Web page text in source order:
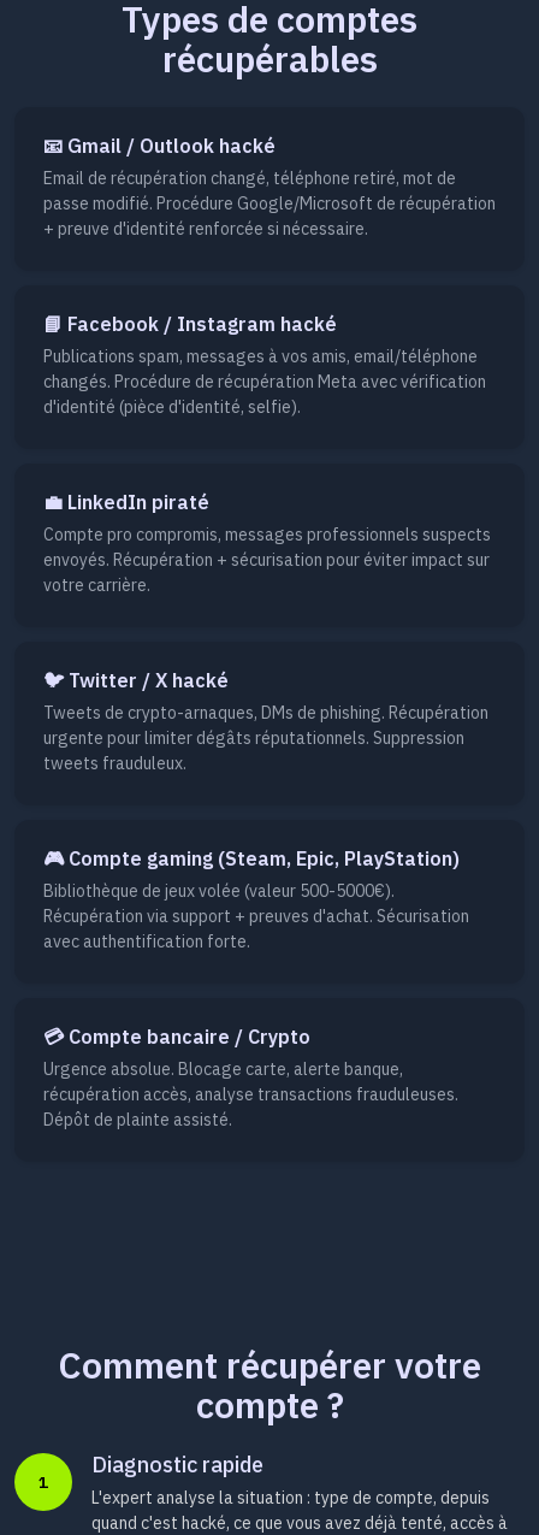
Types de comptes
récupérables
📧 Gmail / Outlook hacké
Email de récupération changé, téléphone retiré, mot de
passe modifié. Procédure Google/Microsoft de récupération
+ preuve d'identité renforcée si nécessaire.
📘 Facebook / Instagram hacké
Publications spam, messages à vos amis, email/téléphone
changés. Procédure de récupération Meta avec vérification
d'identité (pièce d'identité, selfie).
💼 LinkedIn piraté
Compte pro compromis, messages professionnels suspects
envoyés. Récupération + sécurisation pour éviter impact sur
votre carrière.
🐦 Twitter / X hacké
Tweets de crypto-arnaques, DMs de phishing. Récupération
urgente pour limiter dégâts réputationnels. Suppression
tweets frauduleux.
🎮 Compte gaming (Steam, Epic, PlayStation)
Bibliothèque de jeux volée (valeur 500-5000€).
Récupération via support + preuves d'achat. Sécurisation
avec authentification forte.
💳 Compte bancaire / Crypto
Urgence absolue. Blocage carte, alerte banque,
récupération accès, analyse transactions frauduleuses.
Dépôt de plainte assisté.
Comment récupérer votre
compte ?
1
Diagnostic rapide
L'expert analyse la situation : type de compte, depuis
quand c'est hacké, ce que vous avez déjà tenté, accès à